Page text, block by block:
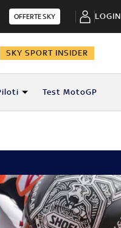
OFFERTE SKY LOGIN
SKY SPORT INSIDER
Test MotoGP